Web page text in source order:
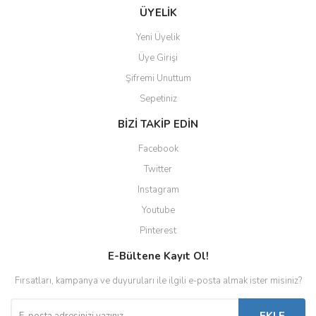
ÜYELİK
Yeni Üyelik
Üye Girişi
Şifremi Unuttum
Sepetiniz
BİZİ TAKİP EDİN
Facebook
Twitter
Instagram
Youtube
Pinterest
E-Bültene Kayıt Ol!
Fırsatları, kampanya ve duyuruları ile ilgili e-posta almak ister misiniz?